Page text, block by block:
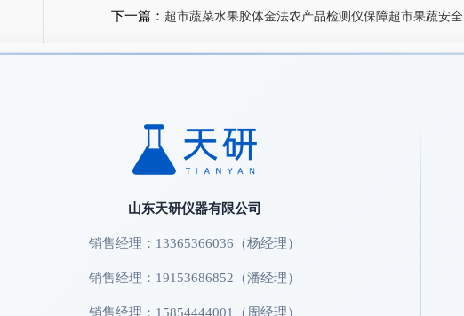
下一篇： 超市蔬菜水果胶体金法农产品检测仪保障超市果蔬安全
山东天研仪器有限公司
销售经理：13365366036（杨经理）
销售经理：19153686852（潘经理）
销售经理：15854444001（周经理）